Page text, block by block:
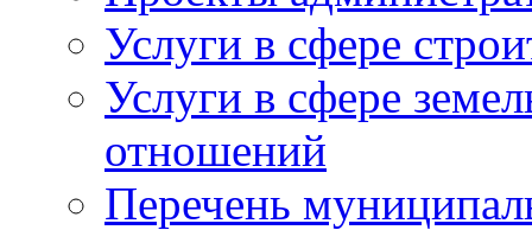
Услуги в сфере
Услуги в сфере
отношений
Перечень